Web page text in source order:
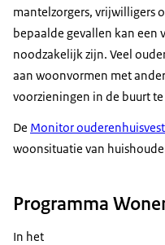
mantelzorgers, vrijwilligers
bepaalde gevallen kan een
noodzakelijk zijn. Veel
aan woonvormen met
voorzieningen in de buurt
De Monitor
woonsituatie van
Programma
In het